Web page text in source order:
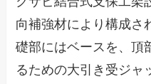
向補強材により構成さ
礎部にはベースを、頂
るための大引き受ジャ